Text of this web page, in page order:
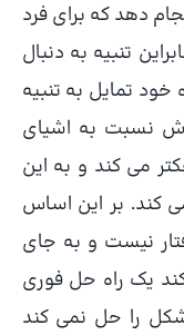
دهد که برای فرد
تنبیه به دنبال
تمایل به تنبیه
نسبت به اشیای
می کند و به این
کند. بر این اساس
نیست و به جای
کند یک راه حل فوری
را حل نمی کند